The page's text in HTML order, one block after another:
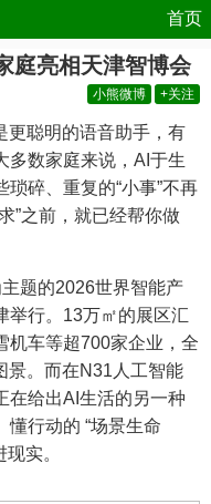
首页
庭亮相天津智博会
小熊微博 +关注
更聪明的语音助手，有
多数家庭来说，AI于生
碎、重复的“小事”不再
”之前，就已经帮你做
题的2026世界智能产
举行。13万㎡的展区汇
机车等超700家企业，全
景。而在N31人工智能
在给出AI生活的另一种
行动的 “场景生命
实。